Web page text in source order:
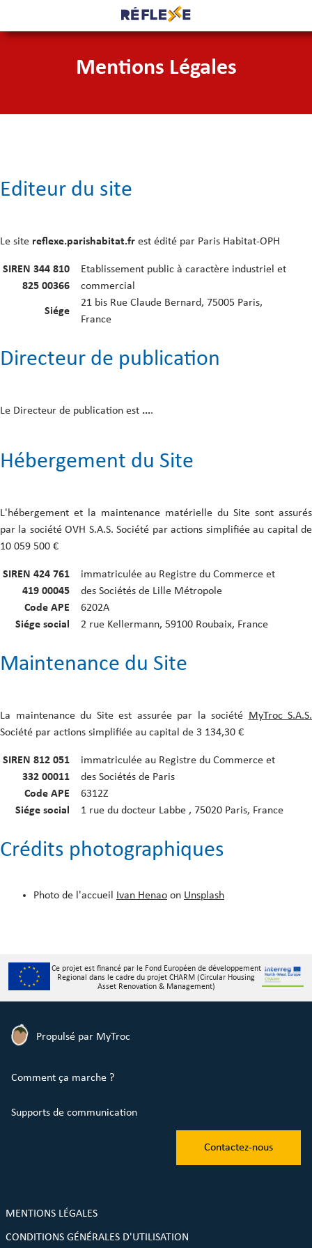
Mentions Légales
Editeur du site
Le site reflexe.parishabitat.fr est édité par Paris Habitat-OPH
SIREN 344 810
825 00366
Etablissement public à caractère industriel et
commercial
Siége
21 bis Rue Claude Bernard, 75005 Paris,
France
Directeur de publication
Le Directeur de publication est ....
Hébergement du Site
L'hébergement et la maintenance matérielle du Site sont assurés
par la société OVH S.A.S. Société par actions simplifiée au capital de
10 059 500 €
SIREN 424 761
419 00045
immatriculée au Registre du Commerce et
des Sociétés de Lille Métropole
Code APE
6202A
Siége social
2 rue Kellermann, 59100 Roubaix, France
Maintenance du Site
La maintenance du Site est assurée par la société MyTroc S.A.S.
Société par actions simplifiée au capital de 3 134,30 €
SIREN 812 051
332 00011
immatriculée au Registre du Commerce et
des Sociétés de Paris
Code APE
6312Z
Siége social
1 rue du docteur Labbe , 75020 Paris, France
Crédits photographiques
Photo de l'accueil Ivan Henao on Unsplash
Ce projet est financé par le Fond Européen de développement
Regional dans le cadre du projet CHARM (Circular Housing
Asset Renovation & Management)
Propulsé par MyTroc
Comment ça marche ?
Supports de communication
Contactez-nous
MENTIONS LÉGALES
CONDITIONS GÉNÉRALES D'UTILISATION